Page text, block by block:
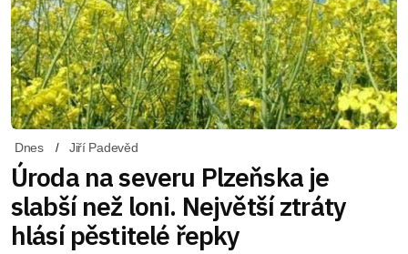
Dnes Jiří Padevěd
Úroda na severu Plzeňska je
slabší než loni. Největší ztráty
hlásí pěstitelé řepky